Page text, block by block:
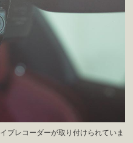
ブレコーダーが取り付けられていま